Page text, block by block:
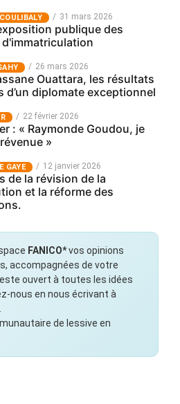
31 mars 2026
publique des
26 mars 2026
Ouattara, les résultats
d’un diplomate exceptionnel
22 février 2026
: « Raymonde Goudou, je
»
GAYE 12 janvier 2026
de la révision de la
et la réforme des
FANICO*vos opinions
accompagnées de votre
ouvert à toutes les idées
nous en nous écrivant à
de lessive en